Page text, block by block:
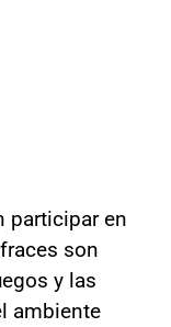
participar en
son
y las
ambiente